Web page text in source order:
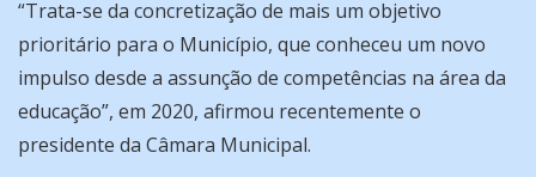
“Trata-se da concretização de mais um objetivo
prioritário para o Município, que conheceu um novo
impulso desde a assunção de competências na área da
educação”, em 2020, afirmou recentemente o
presidente da Câmara Municipal.